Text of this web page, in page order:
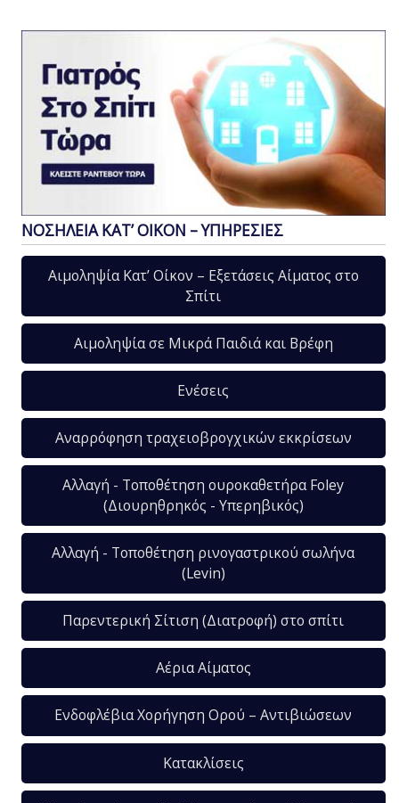
ΝΟΣΗΛΕΙΑ ΚΑΤ’ ΟΙΚΟΝ – ΥΠΗΡΕΣΙΕΣ
Αιμοληψία Κατ’ Οίκον – Εξετάσεις Αίματος στο
Σπίτι
Αιμοληψία σε Μικρά Παιδιά και Βρέφη
Ενέσεις
Αναρρόφηση τραχειοβρογχικών εκκρίσεων
Αλλαγή - Τοποθέτηση ουροκαθετήρα Foley
(Διουρηθρηκός - Υπερηβικός)
Αλλαγή - Τοποθέτηση ρινογαστρικού σωλήνα
(Levin)
Παρεντερική Σίτιση (Διατροφή) στο σπίτι
Αέρια Αίματος
Ενδοφλέβια Χορήγηση Ορού – Αντιβιώσεων
Κατακλίσεις